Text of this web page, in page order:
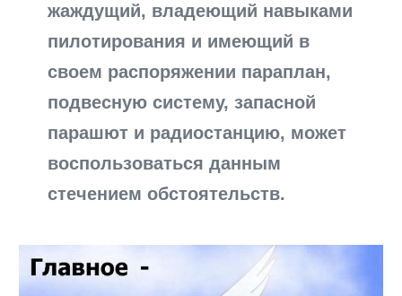
жаждущий, владеющий навыками
пилотирования и имеющий в
своем распоряжении параплан,
подвесную систему, запасной
парашют и радиостанцию, может
воспользоваться данным
стечением обстоятельств.